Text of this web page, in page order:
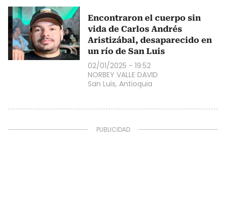
Encontraron el cuerpo sin
vida de Carlos Andrés
Aristizábal, desaparecido en
un río de San Luis
02/01/2025 - 19:52
NORBEY VALLE DAVID
San Luis, Antioquia